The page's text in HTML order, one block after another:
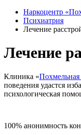
Наркоцентр
Психиатрия
Лечение
Лечение
Клиника «Похмельная
поведения удастся
психологическая
100% анонимность